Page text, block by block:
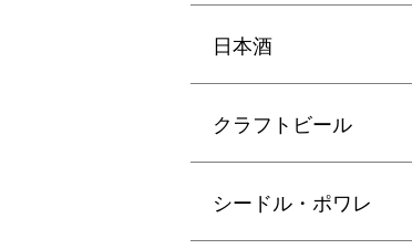
日本酒
クラフトビール
シードル・ポワレ